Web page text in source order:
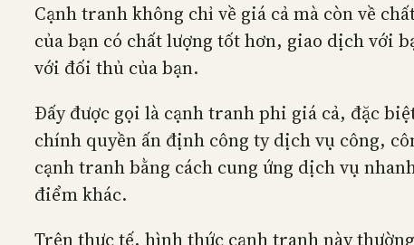
Cạnh tranh không chỉ về giá cả mà còn về
của bạn có chất lượng tốt hơn, giao dịch với
với đối thủ của bạn.
Đấy được gọi là cạnh tranh phi giá cả, đặc
chính quyền ấn định công ty dịch vụ công,
cạnh tranh bằng cách cung ứng dịch vụ
điểm khác.
Trên thực tế, hình thức cạnh tranh này